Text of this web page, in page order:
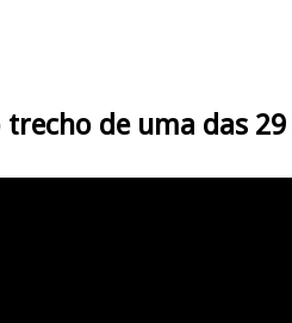
de uma das 29